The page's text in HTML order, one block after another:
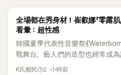
K-POP
全場都在秀身材！崔叡娜「零露
看暈：超性感
韓國夏季代表性音樂祭《
戰舞台，藝人們的造型也經常成
「Waterbomb女神」、「
K氏鄉民 2 小時前